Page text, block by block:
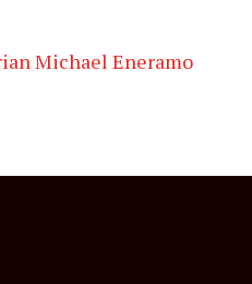
Michael Eneramo